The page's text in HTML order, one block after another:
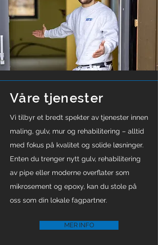
Våre tjenester
Vi tilbyr et bredt spekter av tjenester innen
maling, gulv, mur og rehabilitering – alltid
med fokus på kvalitet og solide løsninger.
Enten du trenger nytt gulv, rehabilitering
av pipe eller moderne overflater som
mikrosement og epoxy, kan du stole på
oss som din lokale fagpartner.
MER INFO